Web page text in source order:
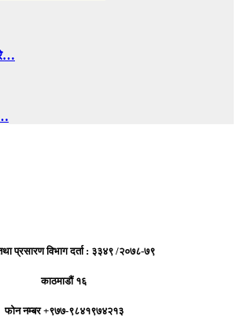
प्रसारण विभाग दर्ता : ३३४९ /२०७८-७९
काठमाडौं १६
फोन नम्बर +९७७-९८४१९७४२१३